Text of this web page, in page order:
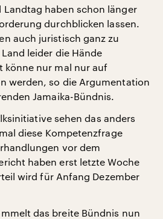
Landtag haben schon länger
durchblicken lassen.
auch juristisch ganz zu
leider die Hände
könne nur mal nur auf
werden, so die Argumentation
Jamaika-Bündnis.
sehen das anders
diese Kompetenzfrage
vor dem
haben erst letzte Woche
wird für Anfang Dezember
das breite Bündnis nun